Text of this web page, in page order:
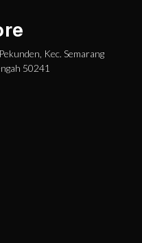
Kec. Semarang
50241